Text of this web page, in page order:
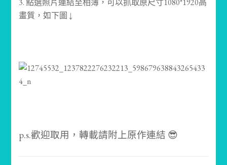
3. 點選照片連結至相簿，可以抓取原尺寸1080*1920高
畫質，如下圖 ↓
p.s.歡迎取用，轉載請附上原作連結 😎